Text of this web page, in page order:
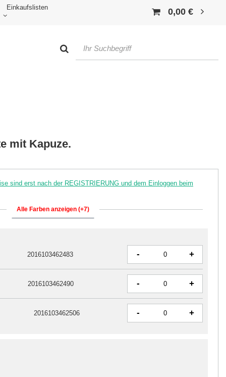
Einkaufslisten 0,00 €
mit Kapuze.
sind erst nach der REGISTRIERUNG und dem Einloggen beim
Alle Farben anzeigen (+7)
2016103462483 - +
2016103462490 - +
2016103462506 - +